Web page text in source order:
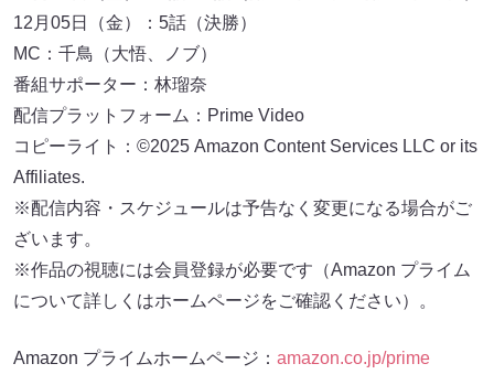
12月05日（金）：5話（決勝）
MC：千鳥（大悟、ノブ）
番組サポーター：林瑠奈
配信プラットフォーム：Prime Video
コピーライト：©2025 Amazon Content Services LLC or its
Affiliates.
※配信内容・スケジュールは予告なく変更になる場合がご
ざいます。
※作品の視聴には会員登録が必要です（Amazon プライム
について詳しくはホームページをご確認ください）。
Amazon プライムホームページ： amazon.co.jp/prime